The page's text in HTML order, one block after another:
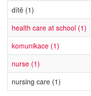
dítě (1)
health care at school (1)
komunikace (1)
nurse (1)
nursing care (1)